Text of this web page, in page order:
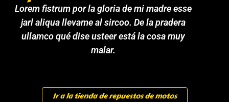
Lorem fistrum por la gloria de mi madre esse
jarl aliqua llevame al sircoo. De la pradera
ullamco qué dise usteer está la cosa muy
malar.
Ir a la tienda de repuestos de motos